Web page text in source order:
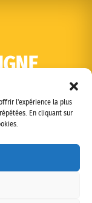
l'expérience la plus
En cliquant sur
Contact